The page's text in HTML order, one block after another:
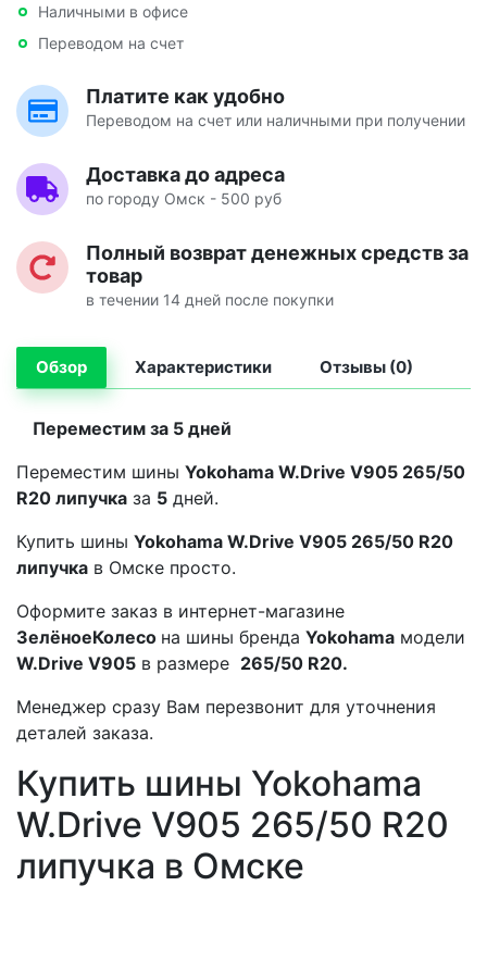
Наличными в офисе
Переводом на счет
Платите как удобно
Переводом на счет или наличными при получении
Доставка до адреса
по городу Омск - 500 руб
Полный возврат денежных средств за
товар
в течении 14 дней после покупки
Обзор Характеристики Отзывы (0)
Переместим за 5 дней
Переместим шины Yokohama W.Drive V905 265/50
R20 липучка за 5 дней.
Купить шины Yokohama W.Drive V905 265/50 R20
липучка в Омске просто.
Оформите заказ в интернет-магазине
ЗелёноеКолесо на шины бренда Yokohama модели
W.Drive V905 в размере 265/50 R20.
Менеджер сразу Вам перезвонит для уточнения
деталей заказа.
Купить шины Yokohama
W.Drive V905 265/50 R20
липучка в Омске